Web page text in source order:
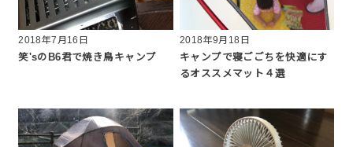
2018年7月16日
笑'sのB6君で焼き鳥キャンプ
2018年9月18日
キャンプで寝ごごちを快適にす
るオススメマット４選